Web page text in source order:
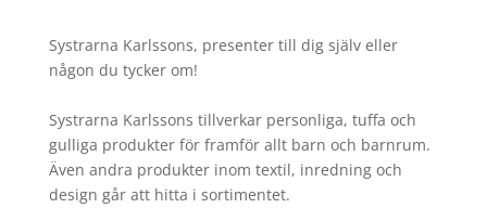
Systrarna Karlssons, presenter till dig själv eller
någon du tycker om!
Systrarna Karlssons tillverkar personliga, tuffa och
gulliga produkter för framför allt barn och barnrum.
Även andra produkter inom textil, inredning och
design går att hitta i sortimentet.